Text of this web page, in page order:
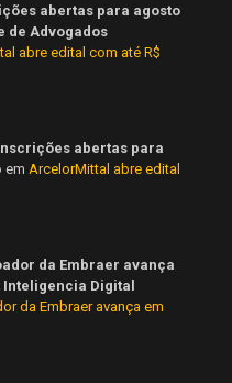
abertas para agosto
de Advogados
abre edital com até R$
abertas para
em ArcelorMittal abre edital
da Embraer avança
Inteligencia Digital
da Embraer avança em